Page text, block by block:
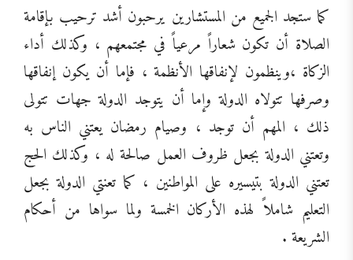
كما ستجد الجميع من المستشارين يرحبون أشد ترحيب بإقامة
الصلاة أن تكون شعاراً مرعياً في مجتمعهم ، وكذلك أداء
الزكاة ،وينظمون لإنفاقها الأنظمة ، فإما أن يكون إنفاقها
وصرفها تتولاه الدولة وإما أن يتوجد الدولة جهات تتولى
ذلك ، المهم أن توجد ، وصيام رمضان يعتني الناس به
وتعتني الدولة بجعل ظروف العمل صالحة له ، وكذلك الحج
تعتني الدولة بتيسيره على المواطنين ، كما تعنتي الدولة بجعل
التعليم شاملاً لهذه الأركان الخمسة ولما سواها من أحكام
الشريعة .